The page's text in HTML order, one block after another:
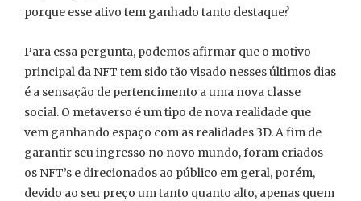
porque esse ativo tem ganhado tanto destaque?
Para essa pergunta, podemos afirmar que o motivo
principal da NFT tem sido tão visado nesses últimos dias
é a sensação de pertencimento a uma nova classe
social. O metaverso é um tipo de nova realidade que
vem ganhando espaço com as realidades 3D. A fim de
garantir seu ingresso no novo mundo, foram criados
os NFT’s e direcionados ao público em geral, porém,
devido ao seu preço um tanto quanto alto, apenas quem